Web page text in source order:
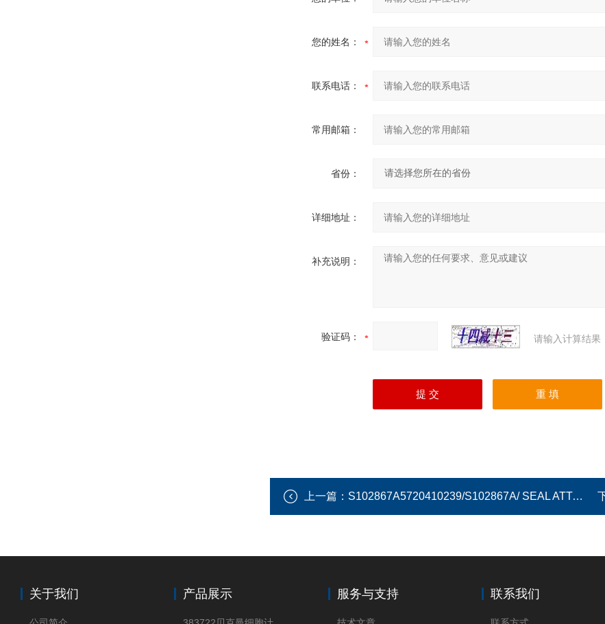
您的姓名：
联系电话：
常用邮箱：
省份：
详细地址：
补充说明：
验证码： 请输入计算结果
上一篇： S102867A5720410239/S102867A/ SEAL ATTACHIMENT
关于我们 产品展示 服务与支持 联系我们